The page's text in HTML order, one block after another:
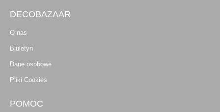
DECOBAZAAR
O nas
Biuletyn
Dane osobowe
Pliki Cookies
POMOC